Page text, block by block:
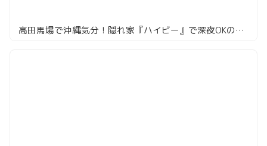
高田馬場で沖縄気分！隠れ家『ハイビー』で深夜OKのオリオンビールと島グルメ